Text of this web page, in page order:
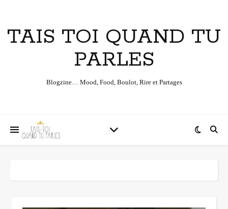
TAIS TOI QUAND TU
PARLES
Blogzine… Mood, Food, Boulot, Rire et Partages